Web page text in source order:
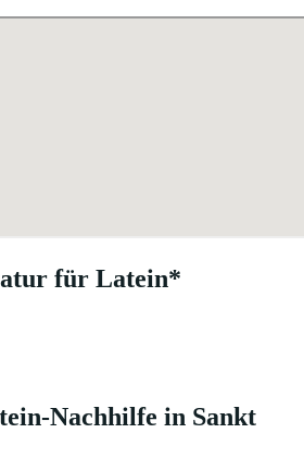
für Latein*
Nachhilfe in Sankt